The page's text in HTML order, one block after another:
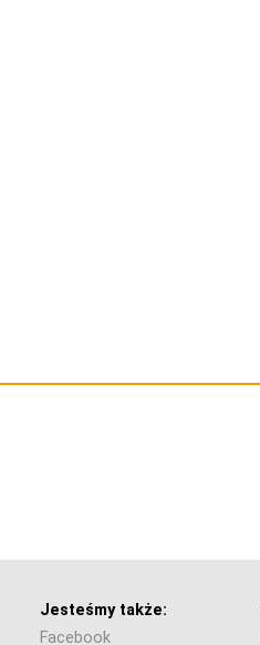
Jesteśmy także:
Facebook